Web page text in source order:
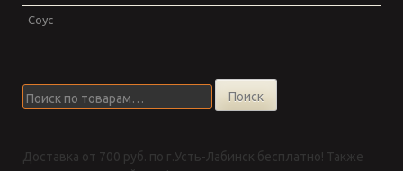
Соус
Искать:
Поиск
Доставка от 700 руб. по г.Усть-Лабинск бесплатно! Также